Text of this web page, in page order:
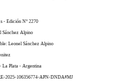
- Edición N° 2270
Sánchez Alpino
Leonel Sánchez Alpino
La Plata - Argentina
2025-106356774-APN-DNDA#MJ